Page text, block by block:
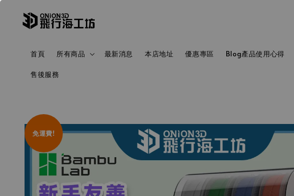
首頁 所有商品 最新消息 本店地址 優惠專區 Blog產品使用心得
售後服務
免運費!